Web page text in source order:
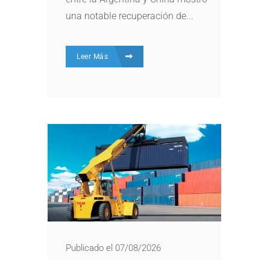
una notable recuperación de...
Leer Más
Publicado el 07/08/2026